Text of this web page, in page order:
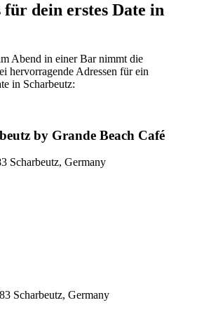
für dein erstes Date in
Abend in einer Bar nimmt die
hervorragende Adressen für ein
in Scharbeutz:
by Grande Beach Café
Scharbeutz, Germany
Scharbeutz, Germany